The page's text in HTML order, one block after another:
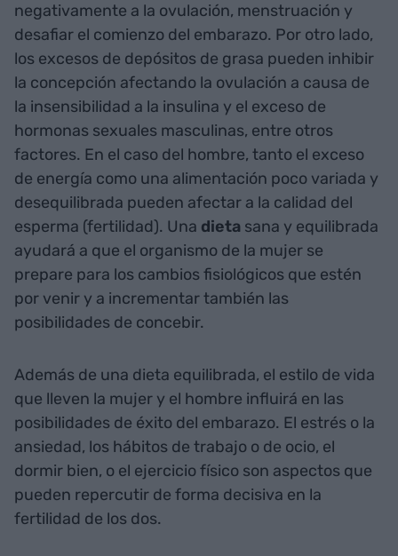
negativamente a la ovulación, menstruación y
desafiar el comienzo del embarazo. Por otro lado,
los excesos de depósitos de grasa pueden inhibir
la concepción afectando la ovulación a causa de
la insensibilidad a la insulina y el exceso de
hormonas sexuales masculinas, entre otros
factores. En el caso del hombre, tanto el exceso
de energía como una alimentación poco variada y
desequilibrada pueden afectar a la calidad del
esperma (fertilidad). Una dieta sana y equilibrada
ayudará a que el organismo de la mujer se
prepare para los cambios fisiológicos que estén
por venir y a incrementar también las
posibilidades de concebir.
Además de una dieta equilibrada, el estilo de vida
que lleven la mujer y el hombre influirá en las
posibilidades de éxito del embarazo. El estrés o la
ansiedad, los hábitos de trabajo o de ocio, el
dormir bien, o el ejercicio físico son aspectos que
pueden repercutir de forma decisiva en la
fertilidad de los dos.